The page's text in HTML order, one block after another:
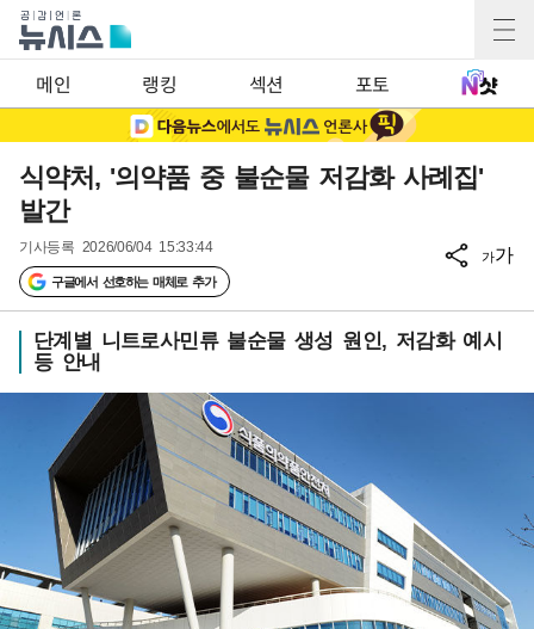
메인 랭킹 섹션 포토
식약처, '의약품 중 불순물 저감화 사례집'
발간
기사등록 2026/06/04 15:33:44
구글에서 선호하는 매체로 추가
가가
단계별 니트로사민류 불순물 생성 원인, 저감화 예시
등 안내